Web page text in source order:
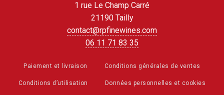
1 rue Le Champ Carré
21190 Tailly
contact@rpfinewines.com
06 11 71 83 35
Paiement et livraison Conditions générales de ventes
Conditions d’utilisation Données personnelles et cookies